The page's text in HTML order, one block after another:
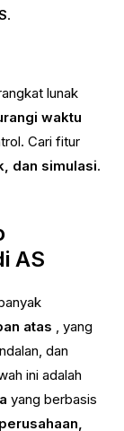
.
lunak
waktu
Cari fitur
dan simulasi.
AS
atas , yang
dan
ini adalah
yang berbasis